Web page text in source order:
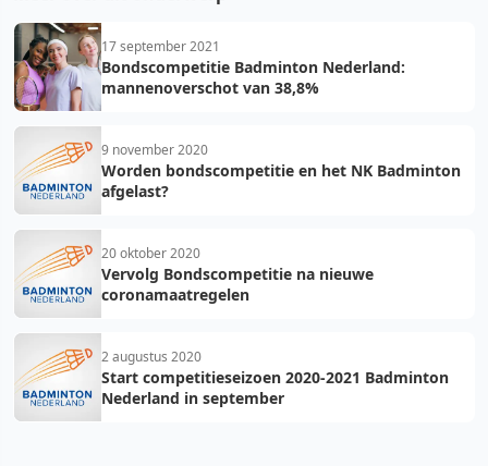
17 september 2021
Bondscompetitie Badminton Nederland:
mannenoverschot van 38,8%
9 november 2020
Worden bondscompetitie en het NK Badminton
afgelast?
20 oktober 2020
Vervolg Bondscompetitie na nieuwe
coronamaatregelen
2 augustus 2020
Start competitieseizoen 2020-2021 Badminton
Nederland in september